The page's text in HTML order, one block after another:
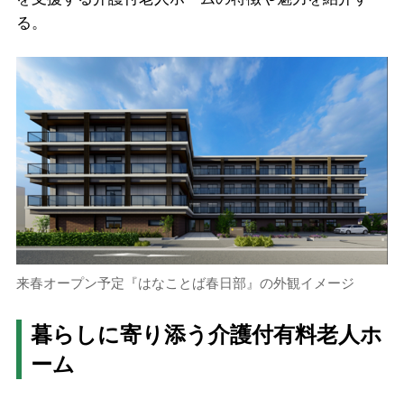
る。
来春オープン予定『はなことば春日部』の外観イメージ
暮らしに寄り添う介護付有料老人ホ
ーム